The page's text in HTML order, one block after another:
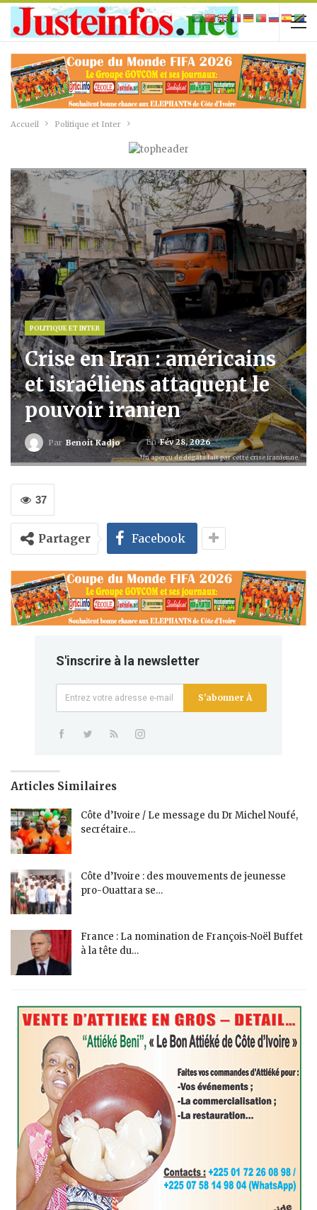
Accueil Politique et Inter
POLITIQUE ET INTER
Crise en Iran : américains
et israéliens attaquent le
pouvoir iranien
Par Benoit Kadjo EnFév 28, 2026
Un aperçu de dégâts fait par cette crise iranienne.
37
Partager Facebook
S'inscrire à la newsletter
S'abonner À
Articles Similaires
Côte d’Ivoire / Le message du Dr Michel Noufé,
secrétaire…
Côte d’Ivoire : des mouvements de jeunesse
pro-Ouattara se…
France : La nomination de François-Noël Buffet
à la tête du…